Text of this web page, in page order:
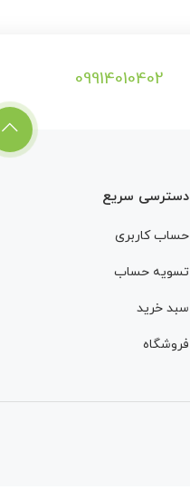
09914010402
دسترسی سریع
حساب کاربری
تسویه حساب
سبد خرید
فروشگاه